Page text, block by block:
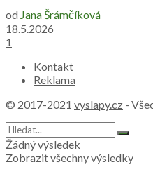
od Jana Šrámčíková
18.5.2026
1
Kontakt
Reklama
© 2017-2021 vyslapy.cz -
Žádný výsledek
Zobrazit všechny výsledky